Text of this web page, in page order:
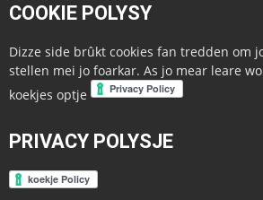
COOKIE POLYSY
Dizze side brûkt cookies fan tredden om
stellen mei jo foarkar. As jo ​​mear leare
koekjes optje
PRIVACY POLYSJE